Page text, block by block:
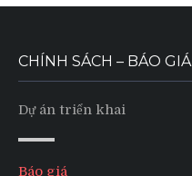
CHÍNH SÁCH – BÁO GIÁ
Dự án triển khai
Báo giá